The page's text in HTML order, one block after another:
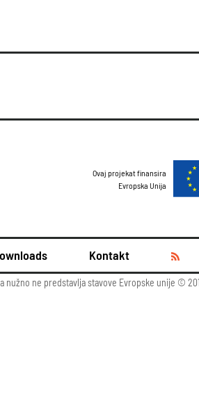
Ovaj projekat finansira
Evropska Unija
Kontakt
nužno ne predstavlja stavove Evropske unije ©